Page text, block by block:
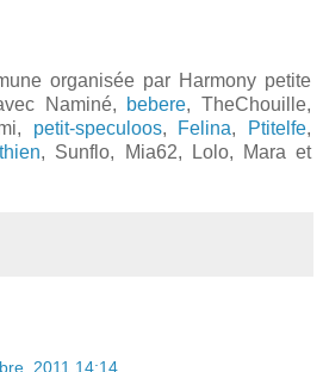
organisée par Harmony petite
Naminé, bebere, TheChouille,
petit-speculoos, Felina, Ptitelfe,
, Sunflo, Mia62, Lolo, Mara et
2011 14:14